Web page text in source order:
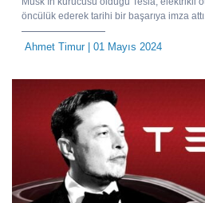
öncülük ederek tarihi bir başarıya imza attı.
Ahmet Timur| 01 Mayıs 2024